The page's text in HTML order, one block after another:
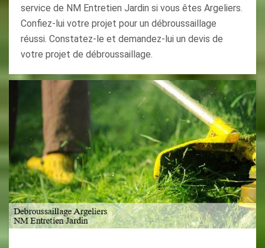
service de NM Entretien Jardin si vous êtes Argeliers.
Confiez-lui votre projet pour un débroussaillage
réussi. Constatez-le et demandez-lui un devis de
votre projet de débroussaillage.